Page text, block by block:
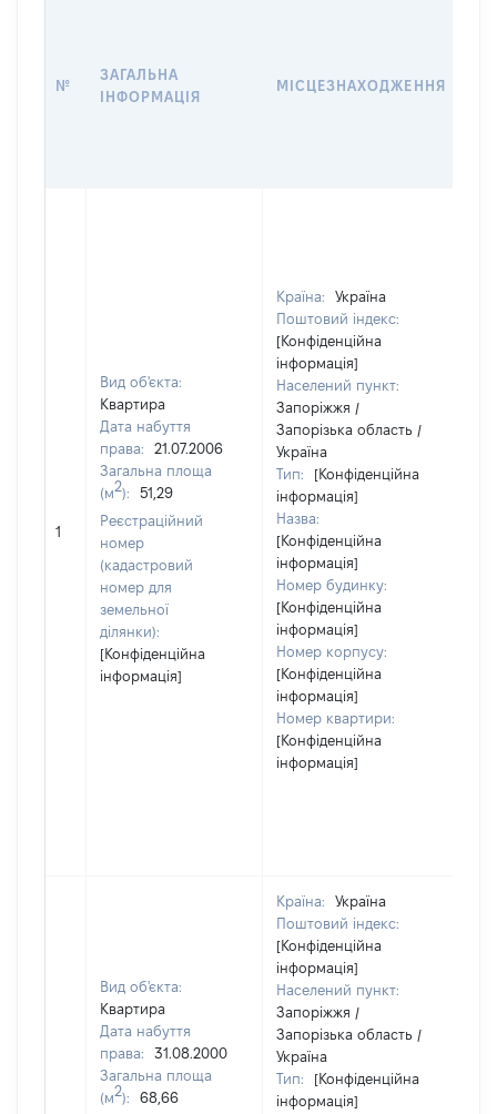
№
ЗАГАЛЬНА
ІНФОРМАЦІЯ
МІСЦЕЗНАХОДЖЕННЯ
1
Вид об'єкта:
Квартира
Дата набуття
права:
21.07.2006
Загальна площа
(м2):
51,29
Реєстраційний
номер
(кадастровий
номер для
земельної
ділянки):
[Конфіденційна
інформація]
Країна:
Україна
Поштовий індекс:
[Конфіденційна
інформація]
Населений пункт:
Запоріжжя /
Запорізька область /
Україна
Тип:
[Конфіденційна
інформація]
Назва:
[Конфіденційна
інформація]
Номер будинку:
[Конфіденційна
інформація]
Номер корпусу:
[Конфіденційна
інформація]
Номер квартири:
[Конфіденційна
інформація]
Вид об'єкта:
Квартира
Дата набуття
права:
31.08.2000
Загальна площа
(м2):
68,66
Країна:
Україна
Поштовий індекс:
[Конфіденційна
інформація]
Населений пункт:
Запоріжжя /
Запорізька область /
Україна
Тип:
[Конфіденційна
інформація]